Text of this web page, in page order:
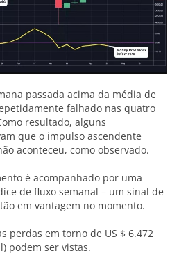
passada acima da média de
falhado nas quatro
resultado, alguns
que o impulso ascendente
aconteceu, como observado.
é acompanhado por uma
de fluxo semanal – um sinal de
em vantagem no momento.
perdas em torno de US $ 6.472
podem ser vistas.